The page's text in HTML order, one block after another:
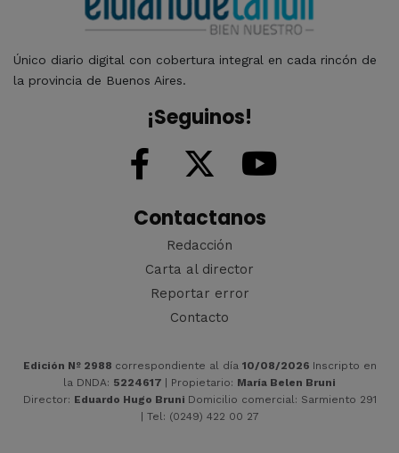
Único diario digital con cobertura integral en cada rincón de
la provincia de Buenos Aires.
¡Seguinos!
Contactanos
Redacción
Carta al director
Reportar error
Contacto
Edición Nº 2988 correspondiente al día 10/08/2026 Inscripto en
la DNDA: 5224617 | Propietario: María Belen Bruni
Director: Eduardo Hugo Bruni Domicilio comercial: Sarmiento 291
| Tel: (0249) 422 00 27